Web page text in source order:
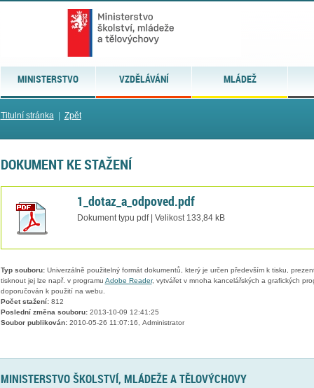
MINISTERSTVO VZDĚLÁVÁNÍ MLÁDEŽ
Titulní stránka| Zpět
DOKUMENT KE STAŽENÍ
1_dotaz_a_odpoved.pdf
Dokument typu pdf | Velikost 133,84 kB
Typ souboru:Univerzálně použitelný formát dokumentů, který je určen především k tisku,
tisknout jej lze např. v programu Adobe Reader, vytvářet v mnoha kancelářských a grafických
doporučován k použití na webu.
Počet stažení:812
Poslední změna souboru:2013-10-09 12:41:25
Soubor publikován:2010-05-26 11:07:16, Administrator
MINISTERSTVO ŠKOLSTVÍ, MLÁDEŽE A TĚLOVÝCHOVY